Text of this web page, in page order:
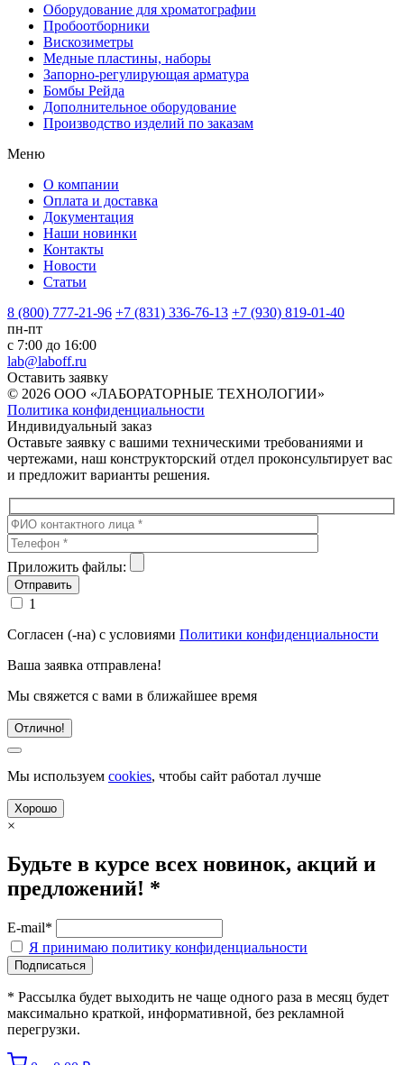
Оборудование для хроматографии
Пробоотборники
Вискозиметры
Медные пластины, наборы
Запорно-регулирующая арматура
Бомбы Рейда
Дополнительное оборудование
Производство изделий по заказам
Меню
О компании
Оплата и доставка
Документация
Наши новинки
Контакты
Новости
Статьи
8 (800) 777-21-96 +7 (831) 336-76-13 +7 (930) 819-01-40
пн-пт
с 7:00 до 16:00
lab@laboff.ru
Оставить заявку
© 2026 ООО «ЛАБОРАТОРНЫЕ ТЕХНОЛОГИИ»
Политика конфиденциальности
Индивидуальный заказ
Оставьте заявку с вашими техническими требованиями и
чертежами, наш конструкторский отдел проконсультирует вас
и предложит варианты решения.
Приложить файлы:
1
Согласен (-на) с условиями Политики конфиденциальности
Ваша заявка отправлена!
Мы свяжется с вами в ближайшее время
Отлично!
Мы используем cookies, чтобы сайт работал лучше
Хорошо
×
Будьте в курсе всех новинок, акций и
предложений! *
E-mail*
Я принимаю политику конфиденциальности
* Рассылка будет выходить не чаще одного раза в месяц будет
максимально краткой, информативной, без рекламной
перегрузки.